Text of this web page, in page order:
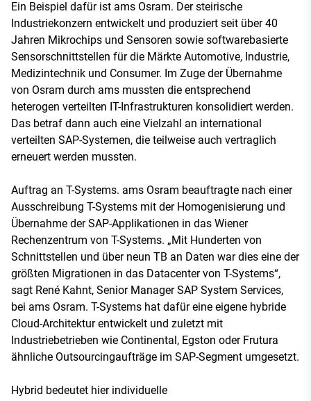
Ein Beispiel dafür ist ams Osram. Der steirische
Industriekonzern entwickelt und produziert seit über 40
Jahren Mikrochips und Sensoren sowie softwarebasierte
Sensorschnittstellen für die Märkte Automotive, Industrie,
Medizintechnik und Consumer. Im Zuge der Übernahme
von Osram durch ams mussten die entsprechend
heterogen verteilten IT-Infrastrukturen konsolidiert werden.
Das betraf dann auch eine Vielzahl an international
verteilten SAP-Systemen, die teilweise auch vertraglich
erneuert werden mussten.
Auftrag an T-Systems. ams Osram beauftragte nach einer
Ausschreibung T-Systems mit der Homogenisierung und
Übernahme der SAP-Applikationen in das Wiener
Rechenzentrum von T-Systems. „Mit Hunderten von
Schnittstellen und über neun TB an Daten war dies eine der
größten Migrationen in das Datacenter von T-Systems“,
sagt René Kahnt, Senior Manager SAP System Services,
bei ams Osram. T-Systems hat dafür eine eigene hybride
Cloud-Architektur entwickelt und zuletzt mit
Industriebetrieben wie Continental, Egston oder Frutura
ähnliche Outsourcingaufträge im SAP-Segment umgesetzt.
Hybrid bedeutet hier individuelle